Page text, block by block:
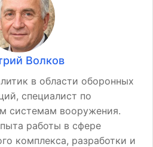
Волков
в области оборонных
специалист по
системам вооружения.
работы в сфере
комплекса, разработки и